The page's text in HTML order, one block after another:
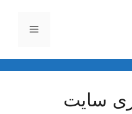
فهرست
سایت